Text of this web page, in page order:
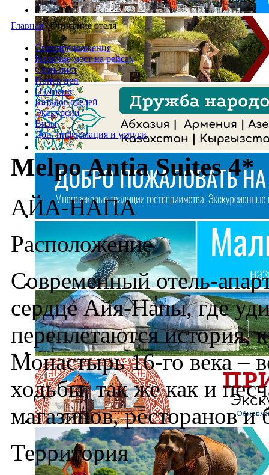
Главная /Описание отеля
Спецпредложения
Наличие мест на рейсах
Стоп-лист
Поиск цен
О стране
Каталог отелей
Экскурсии
Визы
Доп. информация и услуги
Melpo Antia Suites 4*
АЙА-НАПА
Расположение
Современный отель-
сердце Айя-Напы, где
переплетаются история,
Монастырь 16-го века –
ходьбы, так же как и
магазинов, ресторанов и
Территория